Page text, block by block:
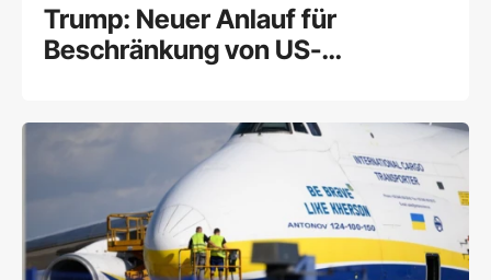
Trump: Neuer Anlauf für
Beschränkung von US-